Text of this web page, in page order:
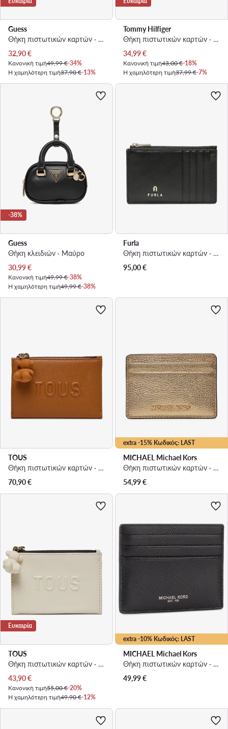
Guess
Θήκη πιστωτικών καρτών · Μαύρο
Τρέχουσα τιμή
32,90€
Κανονική τιμή49,99 €-34%
Η χαμηλότερη τιμή37,90 €-13%
Tommy Hilfiger
Θήκη πιστωτικών καρτών · Μαύρο
Τρέχουσα τιμή
34,99€
Κανονική τιμή43,00 €-18%
Η χαμηλότερη τιμή37,99 €-7%
-38%
Guess
Θήκη κλειδιών · Μαύρο
Τρέχουσα τιμή
30,99€
Κανονική τιμή49,99 €-38%
Η χαμηλότερη τιμή49,99 €-38%
Furla
Θήκη πιστωτικών καρτών · Μαύρο
95,00€
TOUS
Θήκη πιστωτικών καρτών · Καφέ
70,90€
extra -15% Κωδικός: LAST
MICHAEL Michael Kors
Θήκη πιστωτικών καρτών · Χρυσό
54,99€
Ευκαιρία
TOUS
Θήκη πιστωτικών καρτών · Μπεζ
Τρέχουσα τιμή
43,90€
Κανονική τιμή55,00 €-20%
Η χαμηλότερη τιμή49,90 €-12%
extra -10% Κωδικός: LAST
MICHAEL Michael Kors
Θήκη πιστωτικών καρτών · Μαύρο
49,99€